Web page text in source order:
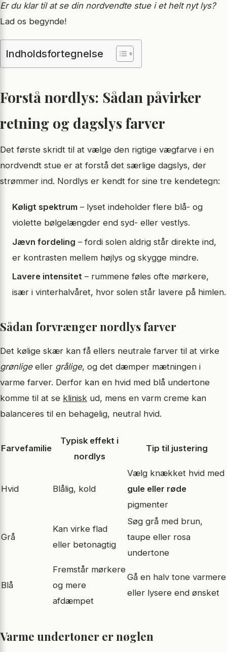
Er du klar til at se din nordvendte stue i et helt nyt lys?
Lad os begynde!
Indholdsfortegnelse
Forstå nordlys: Sådan påvirker
retning og dagslys farver
Det første skridt til at vælge den rigtige vægfarve i en
nordvendt stue er at forstå det særlige dagslys, der
strømmer ind. Nordlys er kendt for sine tre kendetegn:
Køligt spektrum – lyset indeholder flere blå- og
violette bølgelængder end syd- eller vestlys.
Jævn fordeling – fordi solen aldrig står direkte ind,
er kontrasten mellem højlys og skygge mindre.
Lavere intensitet – rummene føles ofte mørkere,
især i vinterhalvåret, hvor solen står lavere på himlen.
Sådan forvrænger nordlys farver
Det kølige skær kan få ellers neutrale farver til at virke
grønligeeller grålige, og det dæmper mætningen i
varme farver. Derfor kan en hvid med blå undertone
komme til at se klinisk ud, mens en varm creme kan
balanceres til en behagelig, neutral hvid.
Farvefamilie
Typisk effekt i
nordlys
Tip til justering
Hvid Blålig, kold
Vælg knækket hvid med
gule eller røde
pigmenter
Grå
Kan virke flad
eller betonagtig
Søg grå med brun,
taupe eller rosa
undertone
Blå
Fremstår mørkere
og mere
afdæmpet
Gå en halv tone varmere
eller lysere end ønsket
Varme undertoner er nøglen